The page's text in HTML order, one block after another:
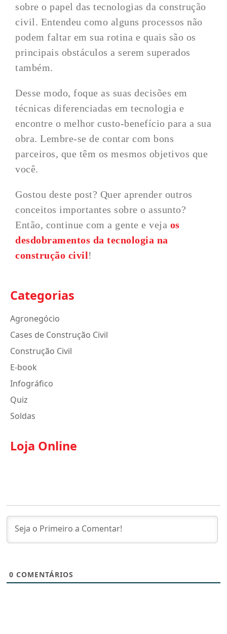
sobre o papel das tecnologias da construção
civil. Entendeu como alguns processos não
podem faltar em sua rotina e quais são os
principais obstáculos a serem superados
também.
Desse modo, foque as suas decisões em
técnicas diferenciadas em tecnologia e
encontre o melhor custo-benefício para a sua
obra. Lembre-se de contar com bons
parceiros, que têm os mesmos objetivos que
você.
Gostou deste post? Quer aprender outros
conceitos importantes sobre o assunto?
Então, continue com a gente e veja os
desdobramentos da tecnologia na
construção civil!
Categorias
Agronegócio
Cases de Construção Civil
Construção Civil
E-book
Infográfico
Quiz
Soldas
Loja Online
0 COMENTÁRIOS